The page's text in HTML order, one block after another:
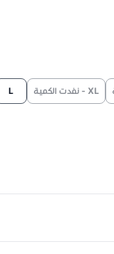
XL - نفدت الكمية L